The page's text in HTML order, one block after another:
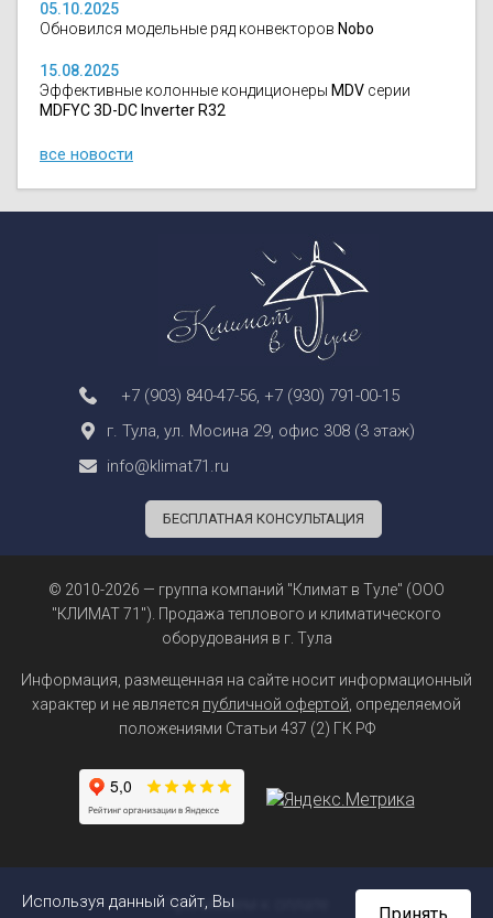
05.10.2025
Обновился модельные ряд конвекторов Nobo
15.08.2025
Эффективные колонные кондиционеры MDV серии
MDFYC 3D-DC Inverter R32
все новости
+7 (903) 840-47-56 +7 (930) 791-00-15
г. Тула, ул. Мосина 29, офис 308 (3 этаж)
info@klimat71.ru
БЕСПЛАТНАЯ КОНСУЛЬТАЦИЯ
© 2010-2026 — группа компаний "Климат в Туле" (ООО
"КЛИМАТ 71"). Продажа теплового и климатического
оборудования в г. Тула
Информация, размещенная на сайте носит информационный
характер и не является публичной офертой , определяемой
положениями Статьи 437 (2) ГК РФ
Принимаем к оплате
Используя данный сайт, Вы